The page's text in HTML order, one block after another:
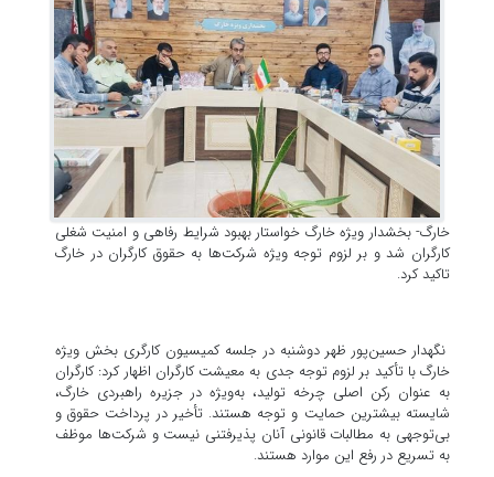
خارگ- بخشدار ویژه خارگ خواستار بهبود شرایط رفاهی و امنیت شغلی
کارگران شد و بر لزوم توجه ویژه شرکت‌ها به حقوق کارگران در خارگ
تاکید کرد.
نگهدار حسین‌پور ظهر دوشنبه در جلسه کمیسیون کارگری بخش ویژه
خارگ با تأکید بر لزوم توجه جدی به معیشت کارگران اظهار کرد: کارگران
به عنوان رکن اصلی چرخه تولید، به‌ویژه در جزیره راهبردی خارگ،
شایسته بیشترین حمایت و توجه هستند. تأخیر در پرداخت حقوق و
بی‌توجهی به مطالبات قانونی آنان پذیرفتنی نیست و شرکت‌ها موظف
به تسریع در رفع این موارد هستند.